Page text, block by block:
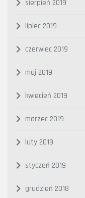
sierpień 2019
lipiec 2019
czerwiec 2019
maj 2019
kwiecień 2019
marzec 2019
luty 2019
styczeń 2019
grudzień 2018